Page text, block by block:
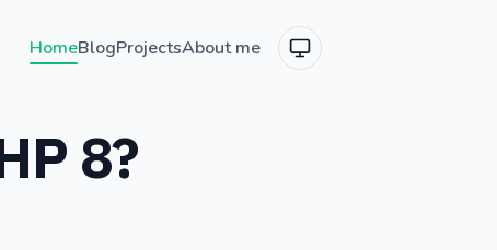
HomeBlogProjectsAbout me
8?